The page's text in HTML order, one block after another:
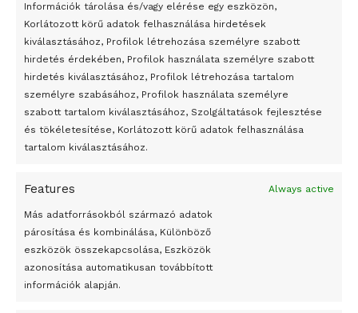
Információk tárolása és/vagy elérése egy eszközön,
Korlátozott körű adatok felhasználása hirdetések
kiválasztásához, Profilok létrehozása személyre szabott
hirdetés érdekében, Profilok használata személyre szabott
hirdetés kiválasztásához, Profilok létrehozása tartalom
személyre szabásához, Profilok használata személyre
szabott tartalom kiválasztásához, Szolgáltatások fejlesztése
és tökéletesítése, Korlátozott körű adatok felhasználása
tartalom kiválasztásához.
Features Always active
Más adatforrásokból származó adatok
párosítása és kombinálása, Különböző
eszközök összekapcsolása, Eszközök
azonosítása automatikusan továbbított
információk alapján.
Átmenetileg szünetelnek az összecsapások Bahmutnál
Egy vagyonért adták el Banksy művét miután elégették.
Az 1950-ben elhunyt alkotók művei szabadon
felhasználhatóvá válnak
Peking – A visegrádi országok zsidó kulturális örökségét
bemutató fotókiállítás nyílt
Megveszi az osztrák Wienerberger az amerikai Meridian
Bricket
A Startup Campus egyetemi programjainak legjobbjai az